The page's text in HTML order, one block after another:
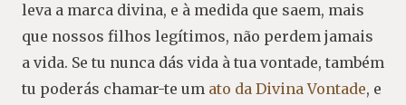
leva a marca divina, e à medida que saem, mais
que nossos filhos legítimos, não perdem jamais
a vida. Se tu nunca dás vida à tua vontade, também
tu poderás chamar-te um ato da Divina Vontade, e